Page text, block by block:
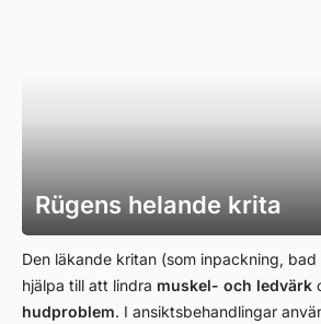
Rügens helande krita
Den läkande kritan (som inpackning,
hjälpa till att lindra muskel- och ledvärk
hudproblem. I ansiktsbehandlingar